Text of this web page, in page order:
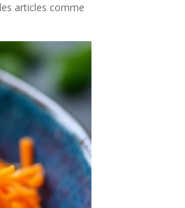
articles comme